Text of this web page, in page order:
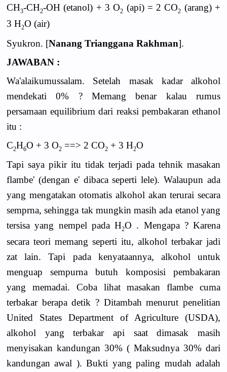
CH3-CH2-OH (etanol) + 3 O2 (api) = 2 CO2 (arang) +
3 H2O (air)
Syukron. [Nanang Trianggana Rakhman].
JAWABAN :
Wa'alaikumussalam. Setelah masak kadar alkohol
mendekati 0% ? Memang benar kalau rumus
persamaan equilibrium dari reaksi pembakaran ethanol
itu :
C2H6O + 3 O2 ==> 2 CO2 + 3 H2O
Tapi saya pikir itu tidak terjadi pada tehnik masakan
flambe' (dengan e' dibaca seperti lele). Walaupun ada
yang mengatakan otomatis alkohol akan terurai secara
semprna, sehingga tak mungkin masih ada etanol yang
tersisa yang nempel pada H2O . Mengapa ? Karena
secara teori memang seperti itu, alkohol terbakar jadi
zat lain. Tapi pada kenyataannya, alkohol untuk
menguap sempurna butuh komposisi pembakaran
yang memadai. Coba lihat masakan flambe cuma
terbakar berapa detik ? Ditambah menurut penelitian
United States Department of Agriculture (USDA),
alkohol yang terbakar api saat dimasak masih
menyisakan kandungan 30% ( Maksudnya 30% dari
kandungan awal ). Bukti yang paling mudah adalah